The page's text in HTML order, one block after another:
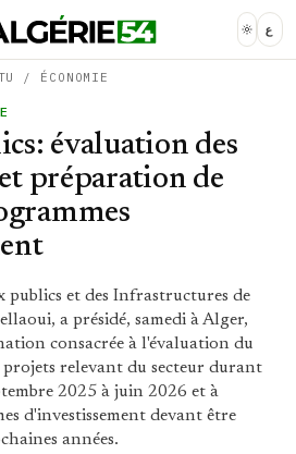
ع
/ ÉCONOMIE
évaluation des
préparation de
publics et des Infrastructures de
a présidé, samedi à Alger,
consacrée à l'évaluation du
relevant du secteur durant
2025 à juin 2026 et à
d'investissement devant être
années.